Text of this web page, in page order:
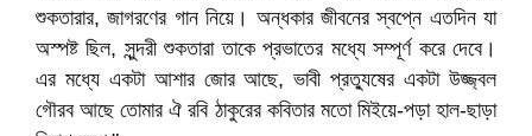
শুকতারার, জাগরণের গান নিয়ে। অন্ধকার জীবনের স্বপ্নে এতদিন যা
অস্পষ্ট ছিল, সুন্দরী শুকতারা তাকে প্রভাতের মধ্যে সম্পূর্ণ করে দেবে।
এর মধ্যে একটা আশার জোর আছে, ভাবী প্রত্যুষের একটা উজ্জ্বল
গৌরব আছে তোমার ঐ রবি ঠাকুরের কবিতার মতো মিইয়ে-পড়া হাল-ছাড়া